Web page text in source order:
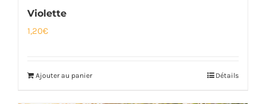
Violette
1,20€
Ajouter au panier Détails